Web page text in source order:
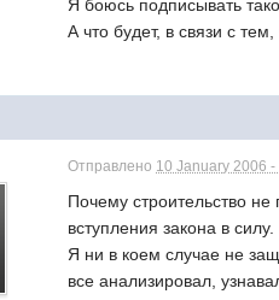
Я боюсь подписывать
А что будет, в связи с
Отправлено 10 January 2006 -
Почему строительство
вступления закона в силу.
Я ни в коем случае не
все анализировал,